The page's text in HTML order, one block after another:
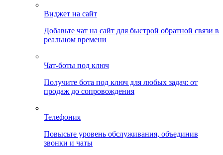
Виджет на сайт
Добавьте чат на сайт для быстрой обратной связи в
реальном времени
Чат-боты под ключ
Получите бота под ключ для любых задач: от
продаж до сопровождения
Телефония
Повысьте уровень обслуживания, объединив
звонки и чаты